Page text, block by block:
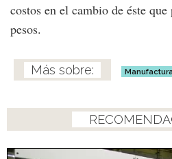
costos en el cambio de éste
pesos.
Manufactura